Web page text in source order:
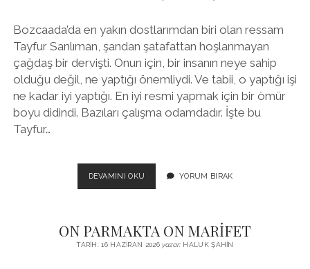
Bozcaada’da en yakın dostlarımdan biri olan ressam
Tayfur Sanlıman, şandan şatafattan hoşlanmayan
çağdaş bir dervişti. Onun için, bir insanın neye sahip
olduğu değil, ne yaptığı önemliydi. Ve tabii, o yaptığı işi
ne kadar iyi yaptığı. En iyi resmi yapmak için bir ömür
boyu didindi. Bazıları çalışma odamdadır. İşte bu
Tayfur…
DEVAMINI OKU ARINMAK
VE
ADALET
BATTANİYESİ
YORUM BIRAK
ON PARMAKTA ON MARİFET
TARIH: 16 HAZIRAN 2026yazar: HALUK ŞAHIN